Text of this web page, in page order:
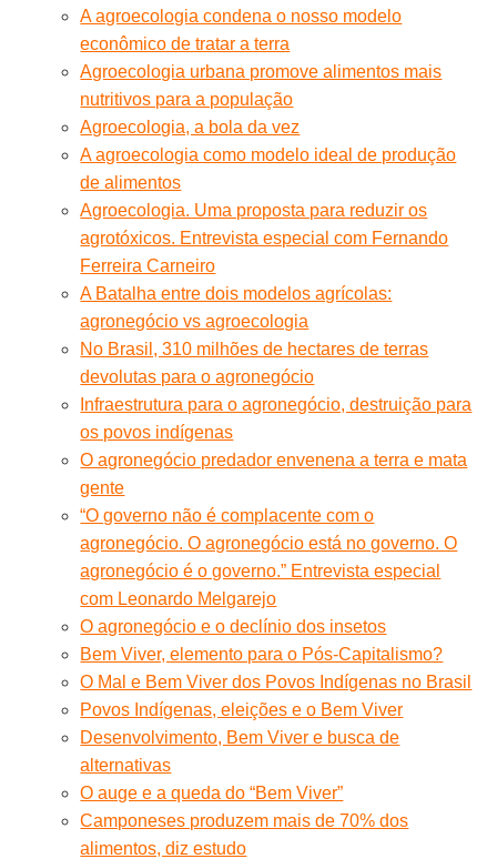
A agroecologia condena o nosso modelo
econômico de tratar a terra
Agroecologia urbana promove alimentos mais
nutritivos para a população
Agroecologia, a bola da vez
A agroecologia como modelo ideal de produção
de alimentos
Agroecologia. Uma proposta para reduzir os
agrotóxicos. Entrevista especial com Fernando
Ferreira Carneiro
A Batalha entre dois modelos agrícolas:
agronegócio vs agroecologia
No Brasil, 310 milhões de hectares de terras
devolutas para o agronegócio
Infraestrutura para o agronegócio, destruição para
os povos indígenas
O agronegócio predador envenena a terra e mata
gente
“O governo não é complacente com o
agronegócio. O agronegócio está no governo. O
agronegócio é o governo.” Entrevista especial
com Leonardo Melgarejo
O agronegócio e o declínio dos insetos
Bem Viver, elemento para o Pós-Capitalismo?
O Mal e Bem Viver dos Povos Indígenas no Brasil
Povos Indígenas, eleições e o Bem Viver
Desenvolvimento, Bem Viver e busca de
alternativas
O auge e a queda do “Bem Viver”
Camponeses produzem mais de 70% dos
alimentos, diz estudo